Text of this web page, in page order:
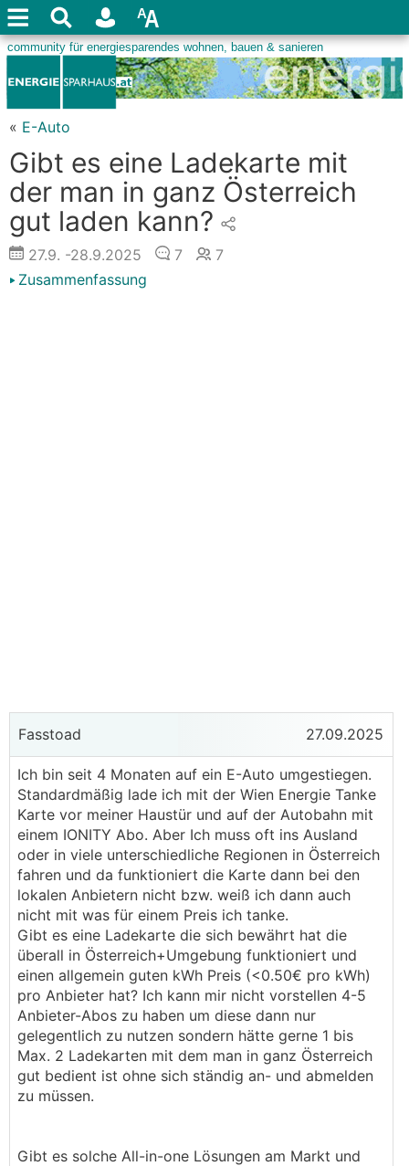
« E-Auto
Gibt es eine Ladekarte mit
der man in ganz Österreich
gut laden kann?
27.9. -28.9.2025 7
7
Zusammenfassung
Fasstoad 27.09.2025
Ich bin seit 4 Monaten auf ein E-Auto umgestiegen.
Standardmäßig lade ich mit der Wien Energie Tanke
Karte vor meiner Haustür und auf der Autobahn mit
einem IONITY Abo. Aber Ich muss oft ins Ausland
oder in viele unterschiedliche Regionen in Österreich
fahren und da funktioniert die Karte dann bei den
lokalen Anbietern nicht bzw. weiß ich dann auch
nicht mit was für einem Preis ich tanke.
Gibt es eine Ladekarte die sich bewährt hat die
überall in Österreich+Umgebung funktioniert und
einen allgemein guten kWh Preis (<0.50€ pro kWh)
pro Anbieter hat? Ich kann mir nicht vorstellen 4-5
Anbieter-Abos zu haben um diese dann nur
gelegentlich zu nutzen sondern hätte gerne 1 bis
Max. 2 Ladekarten mit dem man in ganz Österreich
gut bedient ist ohne sich ständig an- und abmelden
zu müssen.
Gibt es solche All-in-one Lösungen am Markt und